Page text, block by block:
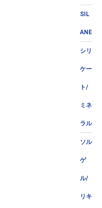
SIL
ANE
シリ
ケー
ト/
ミネ
ラル
ソル
ゲ
ル/
リキ